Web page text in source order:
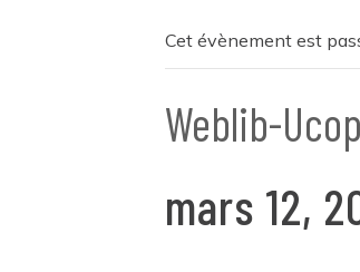
Cet évènement est
Weblib-
mars 12,